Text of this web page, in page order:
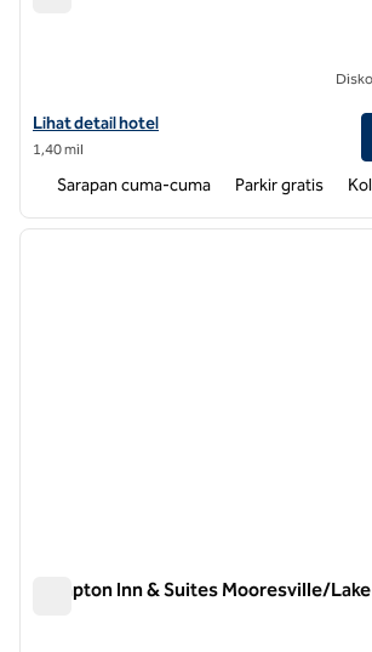
Lihat detail hotel untuk Hampton Inn
Lihat detail hotel
1,40 mil
Sarapan cuma-cuma Parkir gratis
1 dari 12
Hampton Inn & Suites Mooresville/